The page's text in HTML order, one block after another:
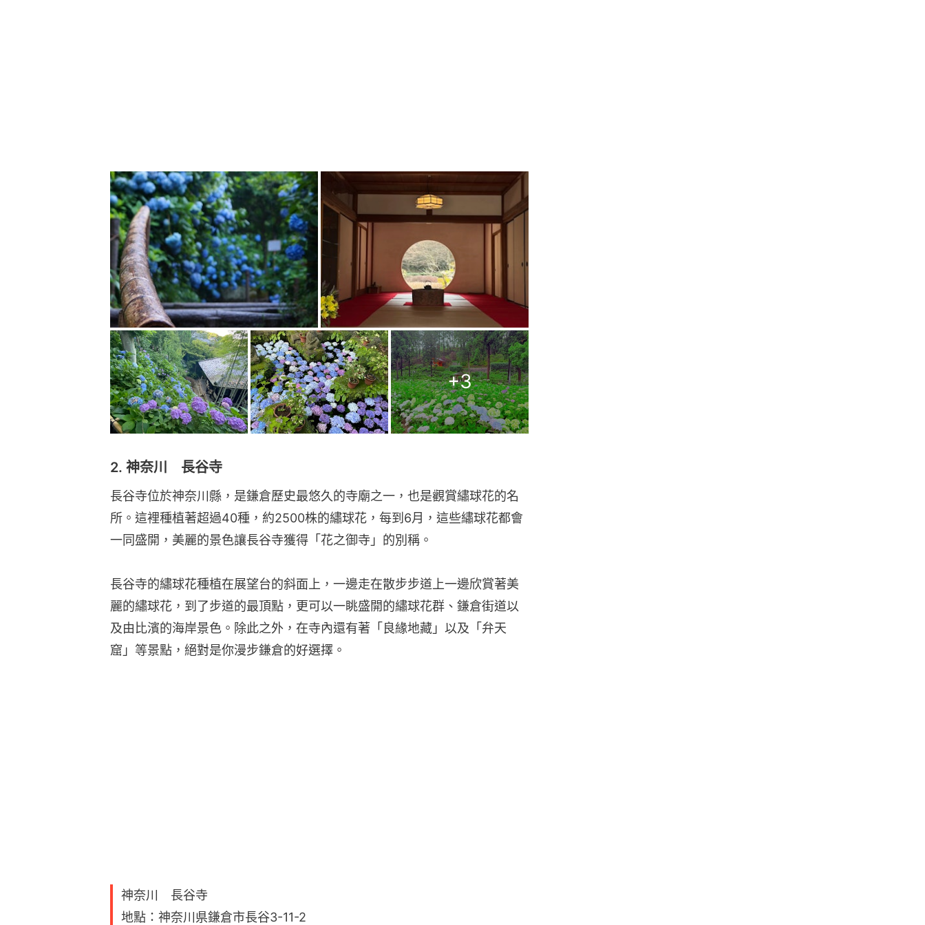
+3
2. 神奈川 長谷寺
長谷寺位於神奈川縣，是鎌倉歷史最悠久的寺廟之一，也是觀賞繡球花的名
所。這裡種植著超過40種，約2500株的繡球花，每到6月，這些繡球花都會
一同盛開，美麗的景色讓長谷寺獲得「花之御寺」的別稱。
長谷寺的繡球花種植在展望台的斜面上，一邊走在散步步道上一邊欣賞著美
麗的繡球花，到了步道的最頂點，更可以一眺盛開的繡球花群、鎌倉街道以
及由比濱的海岸景色。除此之外，在寺內還有著「良緣地藏」以及「弁天
窟」等景點，絕對是你漫步鎌倉的好選擇。
神奈川 長谷寺
地點：神奈川県鎌倉市長谷3-11-2